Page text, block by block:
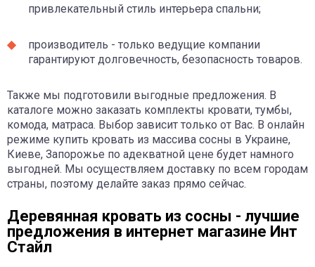
привлекательный стиль интерьера спальни;
производитель - только ведущие компании
гарантируют долговечность, безопасность товаров.
Также мы подготовили выгодные предложения. В
каталоге можно заказать комплекты кровати, тумбы,
комода, матраса. Выбор зависит только от Вас. В онлайн
режиме купить кровать из массива сосны в Украине,
Киеве, Запорожье по адекватной цене будет намного
выгодней. Мы осуществляем доставку по всем городам
страны, поэтому делайте заказ прямо сейчас.
Деревянная кровать из сосны - лучшие
предложения в интернет магазине Инт
Стайл